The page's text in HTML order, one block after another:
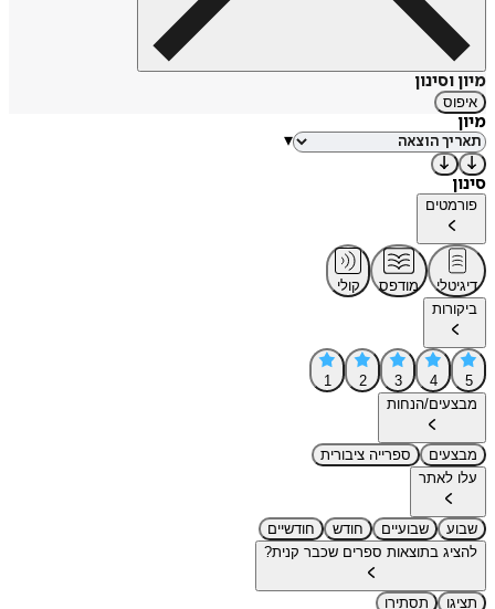
מיון וסינון
איפוס
מיון
▾
סינון
פורמטים
דיגיטלי מודפס
קולי
ביקורות
5
4
3
2
1
מבצעים/הנחות
מבצעים
ספרייה ציבורית
עלו לאתר
שבוע שבועיים חודש
חודשיים
להציג בתוצאות ספרים שכבר קנית?
תציגו תסתירו